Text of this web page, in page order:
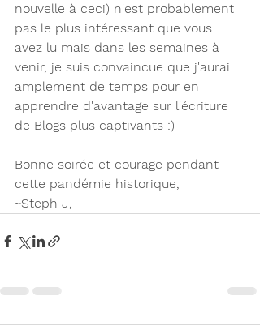
nouvelle à ceci) n'est probablement
pas le plus intéressant que vous
avez lu mais dans les semaines à
venir, je suis convaincue que j'aurai
amplement de temps pour en
apprendre d'avantage sur l'écriture
de Blogs plus captivants :)
Bonne soirée et courage pendant
cette pandémie historique,
~Steph J,